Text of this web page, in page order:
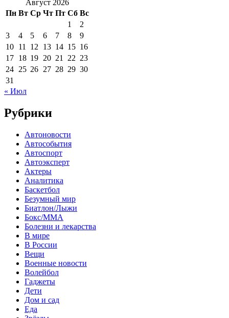
Август 2026
Пн Вт Ср Чт Пт Сб Вс
1
2
3
4 5 6 7 8
9
10 11 12 13 14 15 16
17 18 19 20 21 22 23
24 25 26 27 28 29 30
31
« Июл
Рубрики
Автоновости
Автособытия
Автоспорт
Автоэксперт
Актеры
Аналитика
Баскетбол
Безумный мир
Биатлон/Лыжи
Бокс/MMA
Болезни и лекарства
В мире
В России
Вещи
Военные новости
Волейбол
Гаджеты
Дети
Дом и сад
Еда